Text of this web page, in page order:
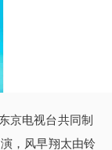
京电视台共同制
，风早翔太由铃